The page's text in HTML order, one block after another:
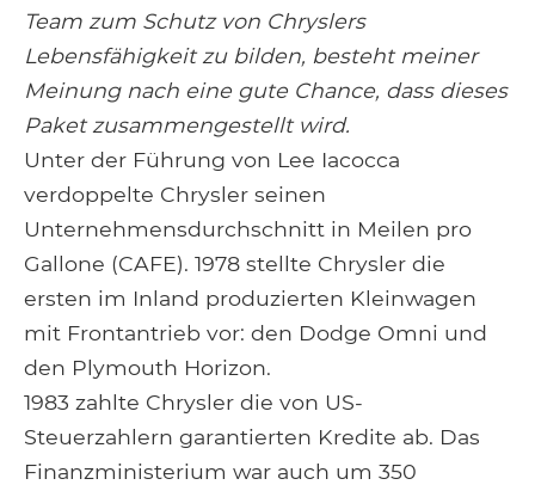
Team zum Schutz von Chryslers
Lebensfähigkeit zu bilden, besteht meiner
Meinung nach eine gute Chance, dass dieses
Paket zusammengestellt wird.
Unter der Führung von Lee Iacocca
verdoppelte Chrysler seinen
Unternehmensdurchschnitt in Meilen pro
Gallone (CAFE). 1978 stellte Chrysler die
ersten im Inland produzierten Kleinwagen
mit Frontantrieb vor: den Dodge Omni und
den Plymouth Horizon.
1983 zahlte Chrysler die von US-
Steuerzahlern garantierten Kredite ab. Das
Finanzministerium war auch um 350